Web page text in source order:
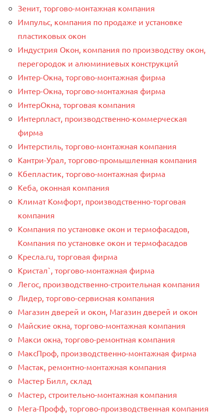
Зенит, торгово-монтажная компания
Импульс, компания по продаже и установке
пластиковых окон
Индустрия Окон, компания по производству окон,
перегородок и алюминиевых конструкций
Интер-Окнa, торгово-монтажная фирма
Интер-Окнa, торгово-монтажная фирма
ИнтерОкна, торговая компания
Интерпласт, производственно-коммерческая
фирма
Интерстиль, торгово-монтажная компания
Кантри-Урал, торгово-промышленная компания
Кбепластик, торгово-монтажная фирма
Кеба, оконная компания
Климат Комфорт, производственно-торговая
компания
Компания по установке окон и термофасадов,
Компания по установке окон и термофасадов
Кресла.ru, торговая фирма
Кристал`, торгово-монтажная фирма
Легос, производственно-строительная компания
Лидер, торгово-сервисная компания
Магазин дверей и окон, Магазин дверей и окон
Майские окна, торгово-монтажная компания
Макси окна, торгово-ремонтная компания
МаксПроф, производственно-монтажная фирма
Мастак, ремонтно-монтажная компания
Мастер Билл, склад
Мастер, строительно-монтажная компания
Мега-Профф, торгово-производственная компания